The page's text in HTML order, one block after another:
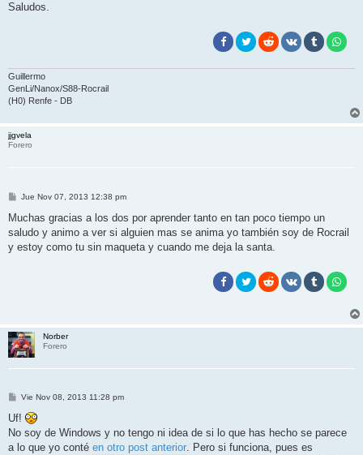
Saludos.
Guillermo
GenLi/Nanox/S88-Rocrail
(H0) Renfe - DB
jjgvela
Forero
M
n
a
j
Jue Nov 07, 2013 12:38 pm
Muchas gracias a los dos por aprender tanto en tan poco tiempo un
saludo y animo a ver si alguien mas se anima yo también soy de Rocrail
y estoy como tu sin maqueta y cuando me deja la santa.
Norber
Forero
M
n
a
j
Vie Nov 08, 2013 11:28 pm
Uf!
No soy de Windows y no tengo ni idea de si lo que has hecho se parece
a lo que yo conté en otro post anterior. Pero si funciona, pues es